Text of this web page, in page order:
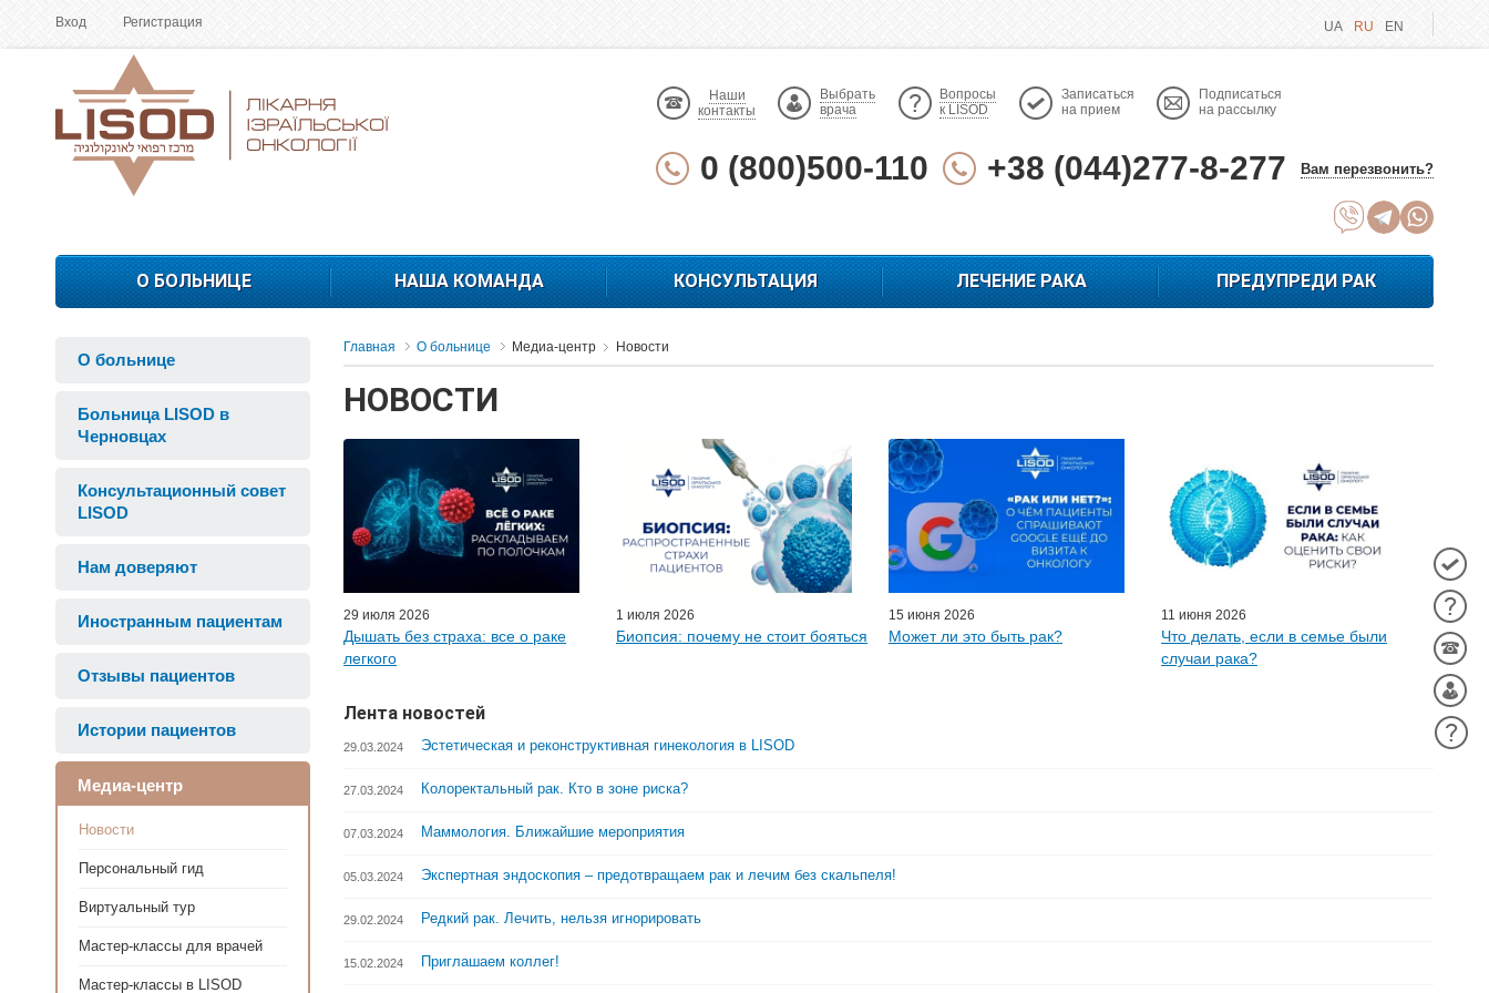
Вход Регистрация UA RU EN
Наши
контакты
Выбрать
врача
Вопросы
к LISOD
Записаться
на прием
Подписаться
на рассылку
0 (800)500-110 +38 (044)277-8-277 Вам перезвонить?
О БОЛЬНИЦЕ НАША КОМАНДА КОНСУЛЬТАЦИЯ ЛЕЧЕНИЕ РАКА ПРЕДУПРЕДИ РАК
О больнице
Больница LISOD в
Черновцах
Консультационный совет
LISOD
Нам доверяют
Иностранным пациентам
Отзывы пациентов
Истории пациентов
Медиа-центр
Новости
Персональный гид
Виртуальный тур
Мастер-классы для врачей
Мастер-классы в LISOD
Главная О больнице Медиа-центр Новости
НОВОСТИ
29 июля 2026
Дышать без страха: все о раке
легкого
1 июля 2026
Биопсия: почему не стоит бояться
15 июня 2026
Может ли это быть рак?
11 июня 2026
Что делать, если в семье были
случаи рака?
Лента новостей
29.03.2024 Эстетическая и реконструктивная гинекология в LISOD
27.03.2024 Колоректальный рак. Кто в зоне риска?
07.03.2024 Маммология. Ближайшие мероприятия
05.03.2024 Экспертная эндоскопия – предотвращаем рак и лечим без скальпеля!
29.02.2024 Редкий рак. Лечить, нельзя игнорировать
15.02.2024 Приглашаем коллег!